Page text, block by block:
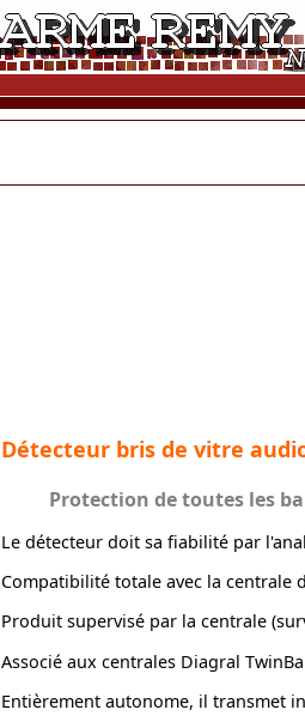
Détecteur bris de vitre
Protection de toutes les
Le détecteur doit sa fiabilité par
Compatibilité totale avec la centrale
Produit supervisé par la centrale
Associé aux centrales Diagral
Entièrement autonome, il transmet